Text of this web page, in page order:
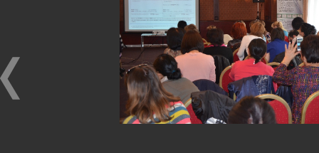
Изменения в трудовом и
налоговом
законодательстве:
Обязательное
медицинское страхование,